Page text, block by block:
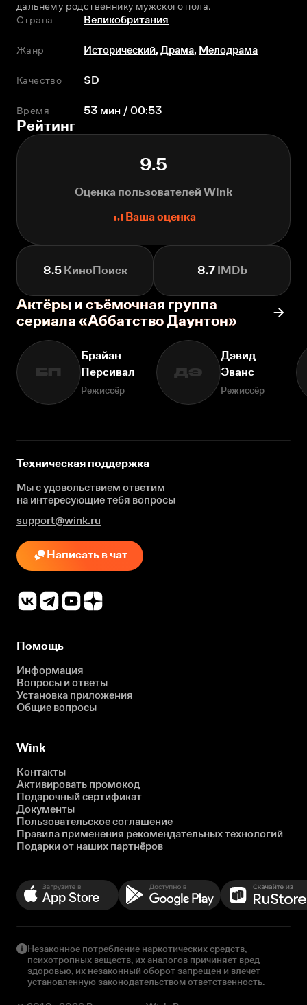
дальнему родственнику мужского пола.
Страна
Великобритания
Жанр Исторический,Драма, Мелодрама
Качество SD
Время 53 мин / 00:53
Рейтинг
9.5
Оценка пользователей Wink
Ваша оценка
8.5КиноПоиск 8.7IMDb
Актёры и съёмочная группа
сериала «Аббатство Даунтон»
БП
Брайан
Персивал
Режиссёр
ДЭ
Дэвид
Эванс
Режиссёр
Техническая поддержка
Мы с удовольствием ответим
на интересующиетебя вопросы
support@wink.ru
Написать в чат
Помощь
Информация
Вопросы и ответы
Установка приложения
Общие вопросы
Wink
Контакты
Активировать промокод
Подарочный сертификат
Документы
Пользовательское соглашение
Правила применения рекомендательных технологий
Подарки от наших партнёров
Незаконное потребление наркотических средств,
психотропных веществ, их аналогов причиняет вред
здоровью, их незаконный оборот запрещен и влечет
установленную законодательством ответственность.